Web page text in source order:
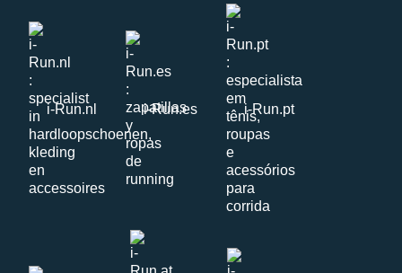
i-Run.nl i-Run.es i-Run.pt